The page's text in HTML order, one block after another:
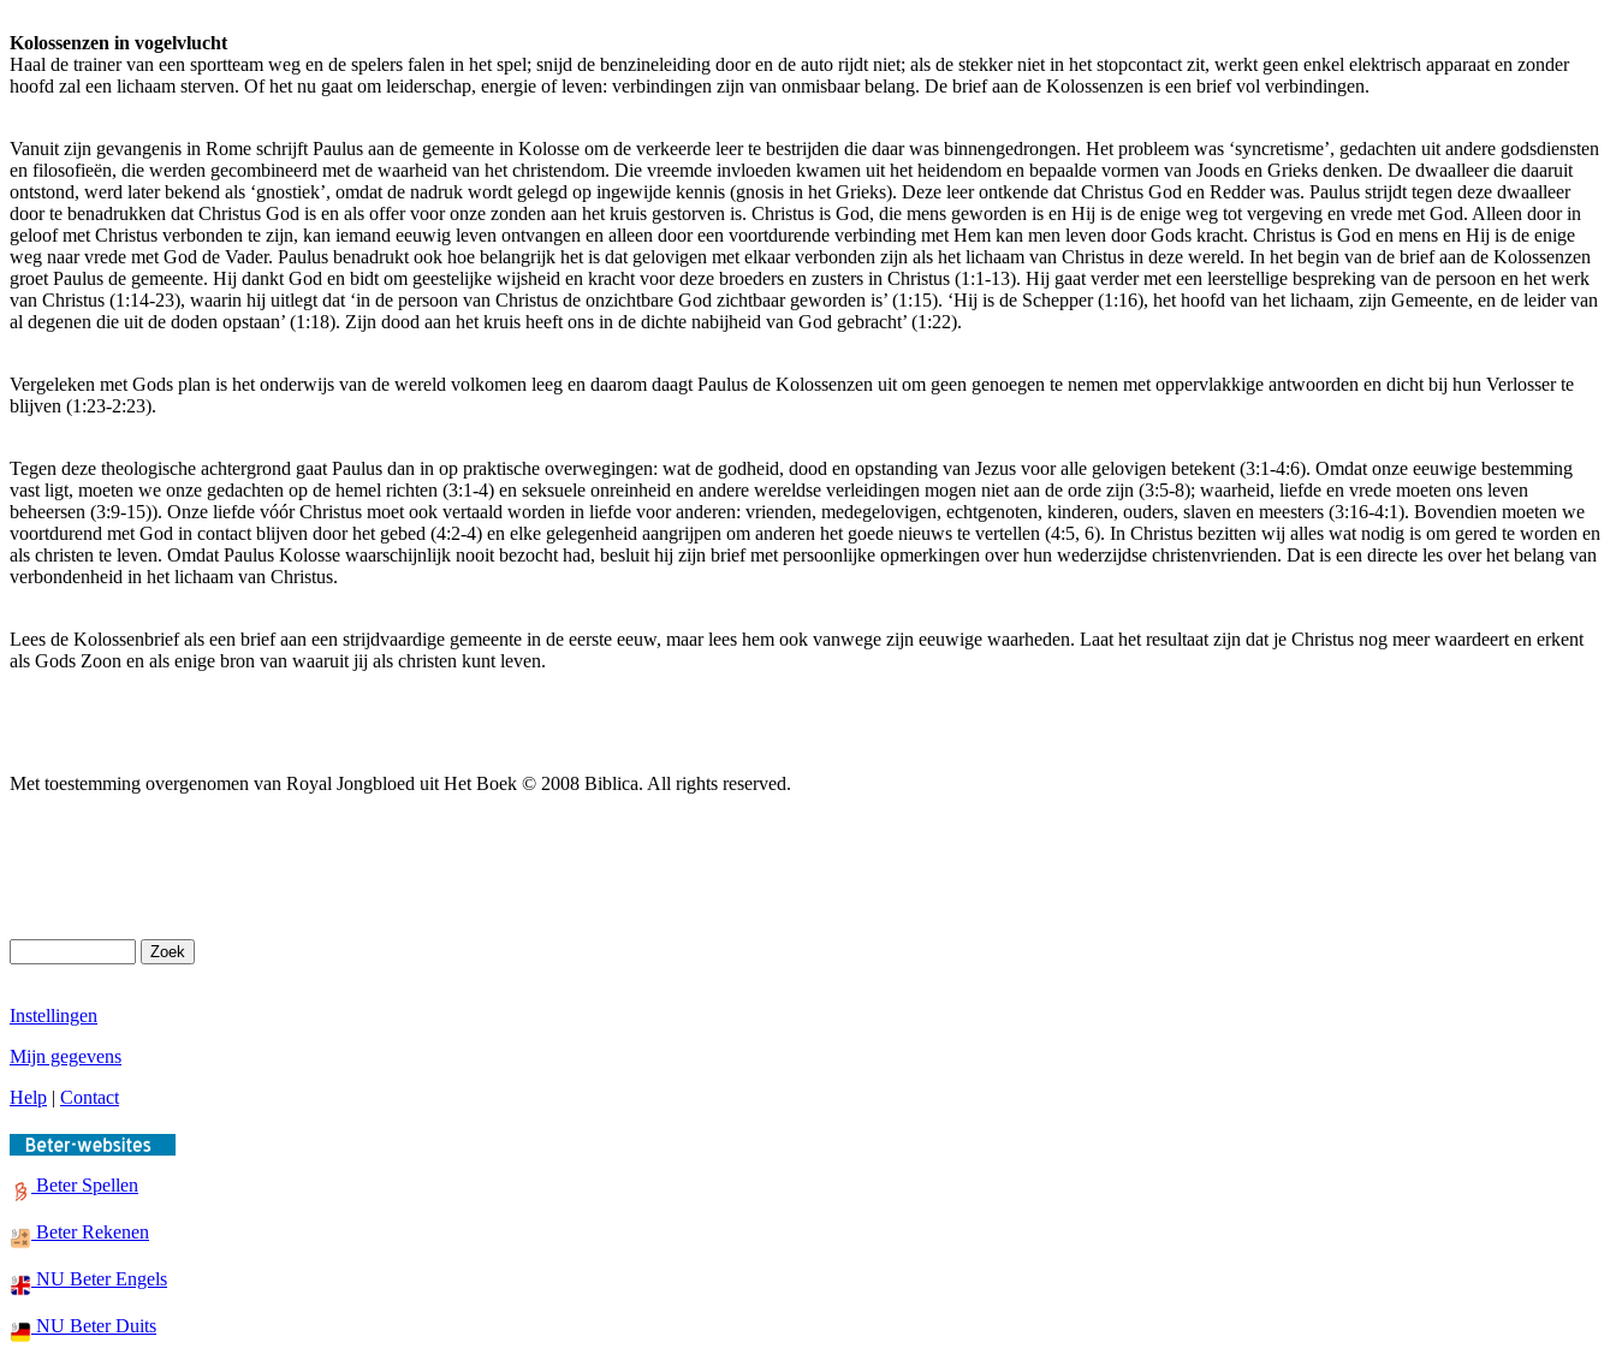
Kolossenzen in vogelvlucht
Haal de trainer van een sportteam weg en de spelers falen in het spel; snijd de benzineleiding door en de auto rijdt niet; als de stekker niet in het stopcontact zit, werkt geen enkel elektrisch apparaat en zonder
hoofd zal een lichaam sterven. Of het nu gaat om leiderschap, energie of leven: verbindingen zijn van onmisbaar belang. De brief aan de Kolossenzen is een brief vol verbindingen.
Vanuit zijn gevangenis in Rome schrijft Paulus aan de gemeente in Kolosse om de verkeerde leer te bestrijden die daar was binnengedrongen. Het probleem was ‘syncretisme’, gedachten uit andere godsdiensten
en filosofieën, die werden gecombineerd met de waarheid van het christendom. Die vreemde invloeden kwamen uit het heidendom en bepaalde vormen van Joods en Grieks denken. De dwaalleer die daaruit
ontstond, werd later bekend als ‘gnostiek’, omdat de nadruk wordt gelegd op ingewijde kennis (gnosis in het Grieks). Deze leer ontkende dat Christus God en Redder was. Paulus strijdt tegen deze dwaalleer
door te benadrukken dat Christus God is en als offer voor onze zonden aan het kruis gestorven is. Christus is God, die mens geworden is en Hij is de enige weg tot vergeving en vrede met God. Alleen door in
geloof met Christus verbonden te zijn, kan iemand eeuwig leven ontvangen en alleen door een voortdurende verbinding met Hem kan men leven door Gods kracht. Christus is God en mens en Hij is de enige
weg naar vrede met God de Vader. Paulus benadrukt ook hoe belangrijk het is dat gelovigen met elkaar verbonden zijn als het lichaam van Christus in deze wereld. In het begin van de brief aan de Kolossenzen
groet Paulus de gemeente. Hij dankt God en bidt om geestelijke wijsheid en kracht voor deze broeders en zusters in Christus (1:1-13). Hij gaat verder met een leerstellige bespreking van de persoon en het werk
van Christus (1:14-23), waarin hij uitlegt dat ‘in de persoon van Christus de onzichtbare God zichtbaar geworden is’ (1:15). ‘Hij is de Schepper (1:16), het hoofd van het lichaam, zijn Gemeente, en de leider van
al degenen die uit de doden opstaan’ (1:18). Zijn dood aan het kruis heeft ons in de dichte nabijheid van God gebracht’ (1:22).
Vergeleken met Gods plan is het onderwijs van de wereld volkomen leeg en daarom daagt Paulus de Kolossenzen uit om geen genoegen te nemen met oppervlakkige antwoorden en dicht bij hun Verlosser te
blijven (1:23-2:23).
Tegen deze theologische achtergrond gaat Paulus dan in op praktische overwegingen: wat de godheid, dood en opstanding van Jezus voor alle gelovigen betekent (3:1-4:6). Omdat onze eeuwige bestemming
vast ligt, moeten we onze gedachten op de hemel richten (3:1-4) en seksuele onreinheid en andere wereldse verleidingen mogen niet aan de orde zijn (3:5-8); waarheid, liefde en vrede moeten ons leven
beheersen (3:9-15)). Onze liefde vóór Christus moet ook vertaald worden in liefde voor anderen: vrienden, medegelovigen, echtgenoten, kinderen, ouders, slaven en meesters (3:16-4:1). Bovendien moeten we
voortdurend met God in contact blijven door het gebed (4:2-4) en elke gelegenheid aangrijpen om anderen het goede nieuws te vertellen (4:5, 6). In Christus bezitten wij alles wat nodig is om gered te worden en
als christen te leven. Omdat Paulus Kolosse waarschijnlijk nooit bezocht had, besluit hij zijn brief met persoonlijke opmerkingen over hun wederzijdse christenvrienden. Dat is een directe les over het belang van
verbondenheid in het lichaam van Christus.
Lees de Kolossenbrief als een brief aan een strijdvaardige gemeente in de eerste eeuw, maar lees hem ook vanwege zijn eeuwige waarheden. Laat het resultaat zijn dat je Christus nog meer waardeert en erkent
als Gods Zoon en als enige bron van waaruit jij als christen kunt leven.
Met toestemming overgenomen van Royal Jongbloed uit Het Boek © 2008 Biblica. All rights reserved.
Instellingen
Mijn gegevens
Help | Contact
Beter Spellen
Beter Rekenen
NU Beter Engels
NU Beter Duits